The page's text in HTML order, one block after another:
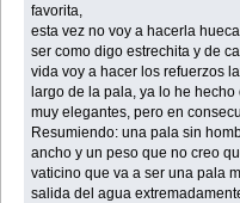
favorita,
esta vez no voy a hacerla
ser como digo estrechita y de
vida voy a hacer los refuerzos
largo de la pala, ya lo he
muy elegantes, pero en
Resumiendo: una pala sin
ancho y un peso que no creo
vaticino que va a ser una pala
salida del agua